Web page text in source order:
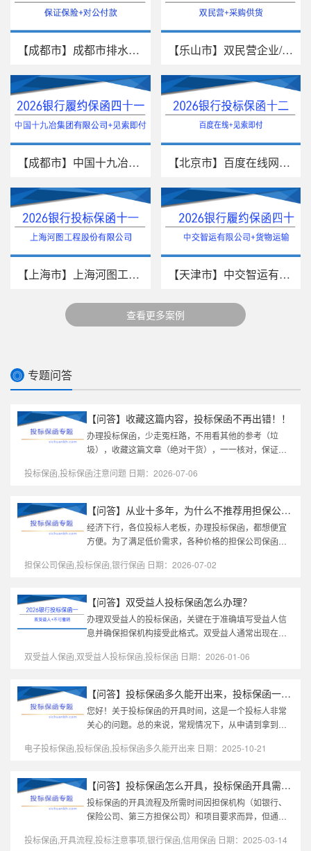
【成都市】成都市排水有限责任公... 【乐山市】双民营企业/采购供货/...
【成都市】中国十九冶集团有限公... 【北京市】百度在线网络技术（北...
【上海市】上海河图工程股份有限... 【天津市】中交智运有限公司/货物...
查看更多案例
◎ 专题问答
【问答】收藏这篇内容，投标保函不再出错！！
办理投标保函，少走冤枉路，不用看其他的参考（垃
圾），收藏这篇文章（绝对干货），一一核对，保证你
办投标保函时直接找我，我帮你...
投标保函,投标保函注意问题 日期：2026-07-06
【问答】从业十多年，为什么不推荐用担保公司投标保函？？
经济下行，各位投标人老板，办理投标保函，都想便宜
方便。为了满足低价需求，各种价格的担保公司保函都
那么，为什么招标文件明明约...
担保公司保函,投标保函,银行保函 日期：2026-07-02
【问答】双受益人投标保函怎么办理？
办理双受益人的投标保函，关键在于准确填写受益人信
息并确保担保机构接受此格式。双受益人通常出现在多
项目中。以下是办理双受益人...
双受益人保函,双受益人投标保函,投标保函 日期：2026-01-06
【问答】投标保函多久能开出来，投标保函一般几天出来？
您好！关于投标保函的开具时间，这是一个投标人非常
关心的问题。总的来说，常规情况下，从申请到拿到手
多种因素的影响。下面为您详...
电子投标保函,投标保函,投标保函多久能开出来 日期：2025-10-21
【问答】投标保函怎么开具，投标保函开具需要多长时间
投标保函的开具流程及所需时间因担保机构（如银行、
保险公司、第三方担保公司）和项目要求而异，但通常
择担保机构银行：传统方式，...
投标保函,开具流程,投标注意事项,银行保函,信用保函 日期：2025-03-14